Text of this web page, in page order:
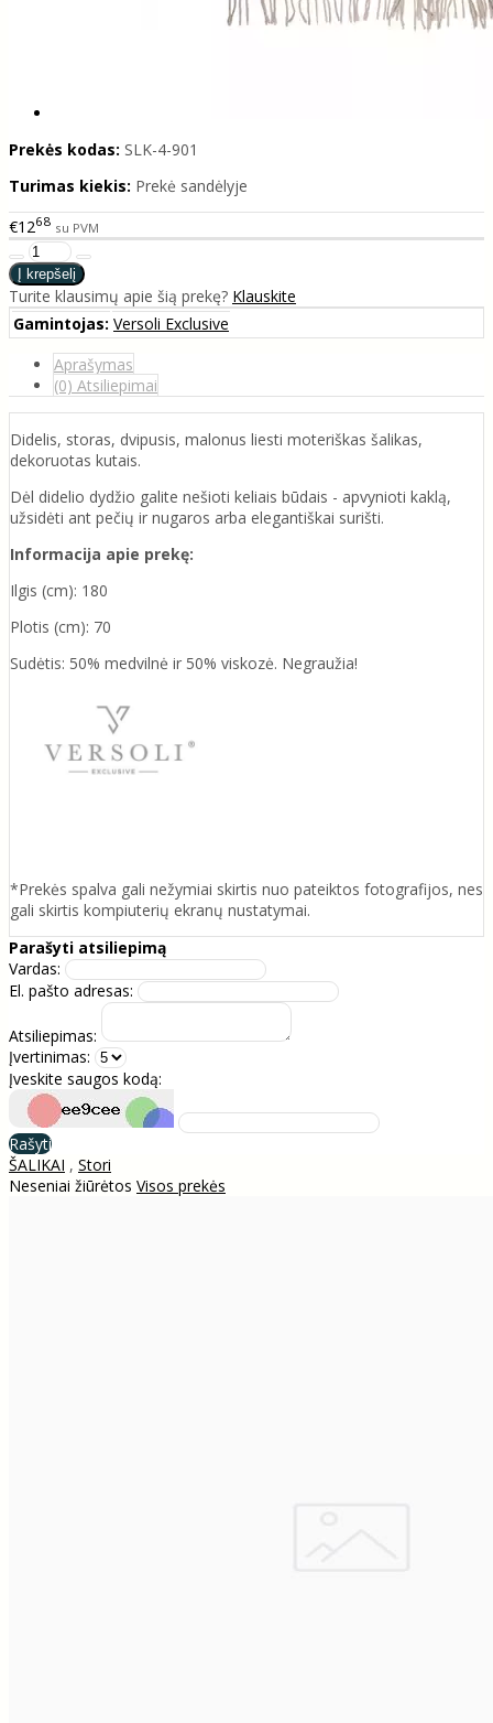
Prekės kodas: SLK-4-901
Turimas kiekis: Prekė sandėlyje
€1268 su PVM
Turite klausimų apie šią prekę? Klauskite
Gamintojas: Versoli Exclusive
Aprašymas
(0) Atsiliepimai
Didelis, storas, dvipusis, malonus liesti moteriškas šalikas,
dekoruotas kutais.
Dėl didelio dydžio galite nešioti keliais būdais - apvynioti kaklą,
užsidėti ant pečių ir nugaros arba elegantiškai surišti.
Informacija apie prekę:
Ilgis (cm): 180
Plotis (cm): 70
Sudėtis: 50% medvilnė ir 50% viskozė. Negraužia!
*Prekės spalva gali nežymiai skirtis nuo pateiktos fotografijos, nes
gali skirtis kompiuterių ekranų nustatymai.
Parašyti atsiliepimą
Vardas:
El. pašto adresas:
Atsiliepimas:
Įvertinimas:
Įveskite saugos kodą:
Rašyti
ŠALIKAI , Stori
Neseniai žiūrėtos Visos prekės